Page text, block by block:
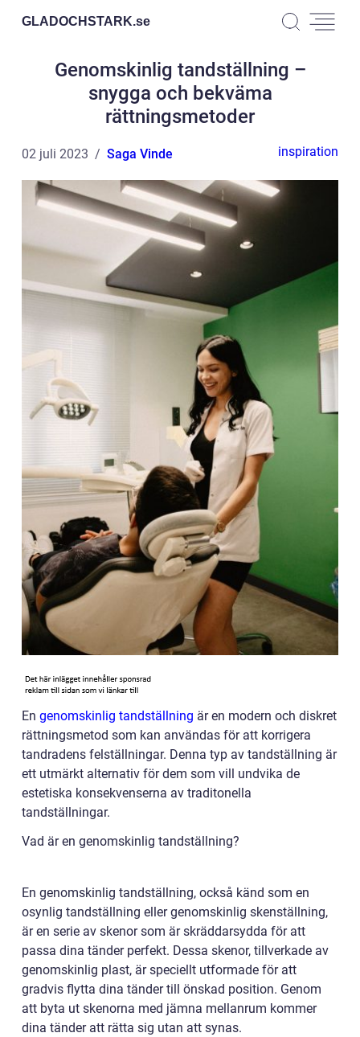
GLADOCHSTARK.se
Genomskinlig tandställning –
snygga och bekväma
rättningsmetoder
02 juli 2023 Saga Vinde inspiration
En genomskinlig tandställning är en modern och diskret
rättningsmetod som kan användas för att korrigera
tandradens felställningar. Denna typ av tandställning är
ett utmärkt alternativ för dem som vill undvika de
estetiska konsekvenserna av traditonella
tandställningar.
Vad är en genomskinlig tandställning?
En genomskinlig tandställning, också känd som en
osynlig tandställning eller genomskinlig skenställning,
är en serie av skenor som är skräddarsydda för att
passa dina tänder perfekt. Dessa skenor, tillverkade av
genomskinlig plast, är speciellt utformade för att
gradvis flytta dina tänder till önskad position. Genom
att byta ut skenorna med jämna mellanrum kommer
dina tänder att rätta sig utan att synas.